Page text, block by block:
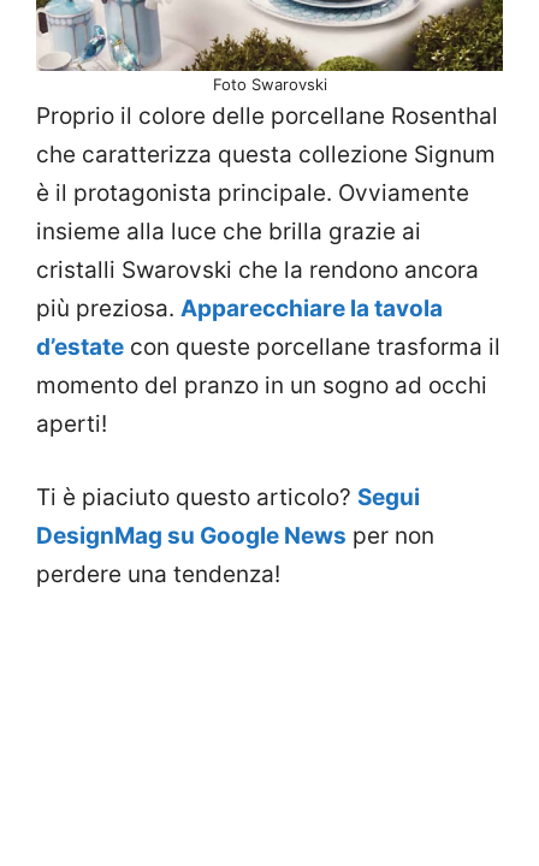
Foto Swarovski
Proprio il colore delle porcellane Rosenthal
che caratterizza questa collezione Signum
è il protagonista principale. Ovviamente
insieme alla luce che brilla grazie ai
cristalli Swarovski che la rendono ancora
più preziosa. Apparecchiare la tavola
d’estate con queste porcellane trasforma il
momento del pranzo in un sogno ad occhi
aperti!
Ti è piaciuto questo articolo? Segui
DesignMag su Google News per non
perdere una tendenza!